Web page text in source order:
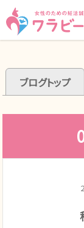
ブログトップ